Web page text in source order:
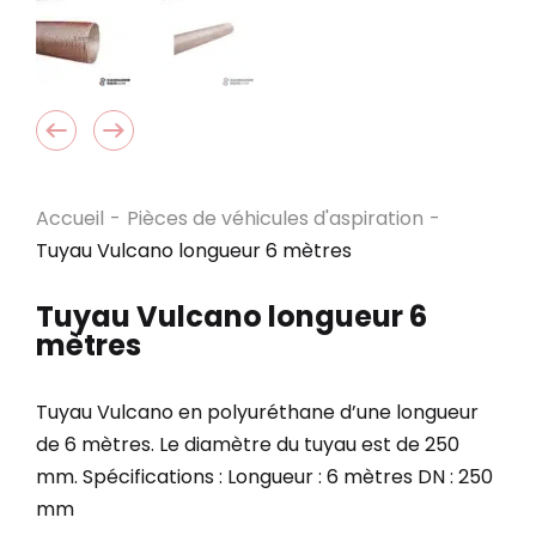
Accueil - Pièces de véhicules d'aspiration -
Tuyau Vulcano longueur 6 mètres
Tuyau Vulcano longueur 6
mètres
Tuyau Vulcano en polyuréthane d’une longueur
de 6 mètres. Le diamètre du tuyau est de 250
mm. Spécifications : Longueur : 6 mètres DN : 250
mm